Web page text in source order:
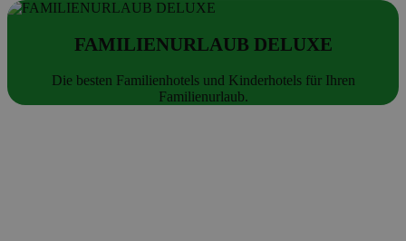
FAMILIENURLAUB DELUXE
Die besten Familienhotels und Kinderhotels für Ihren
Familienurlaub.